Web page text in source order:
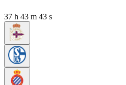
37 h 43 m 42 s